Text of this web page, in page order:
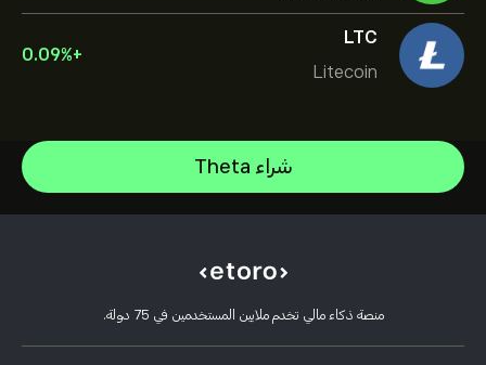
LTC
Litecoin
+
0.09%
شراء Theta
منصة ذكاء مالي تخدم ملايين المستخدمين في 75 دولة.
Bitcoin
XRP
كيفية التحقق من حسابك
ما هي الرافعة المالية والهامش
شرح البيع والشراء